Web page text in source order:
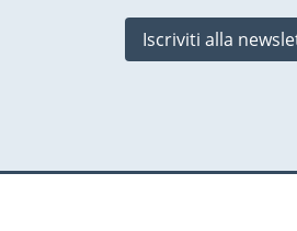
Iscriviti alla